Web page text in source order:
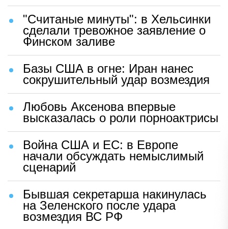
"Считаные минуты": в Хельсинки
сделали тревожное заявление о
Финском заливе
Базы США в огне: Иран нанес
сокрушительный удар возмездия
Любовь Аксенова впервые
высказалась о роли порноактрисы
Война США и ЕС: в Европе
начали обсуждать немыслимый
сценарий
Бывшая секретарша накинулась
на Зеленского после удара
возмездия ВС РФ